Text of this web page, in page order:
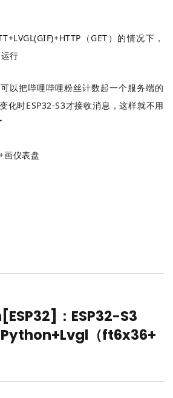
（GET）的情况下，
行
以把哔哩哔哩粉丝计数起一个服务端的
化时ESP32-S3才接收消息，这样就不用
画仪表盘
：ESP32-S3
（ft6x36+